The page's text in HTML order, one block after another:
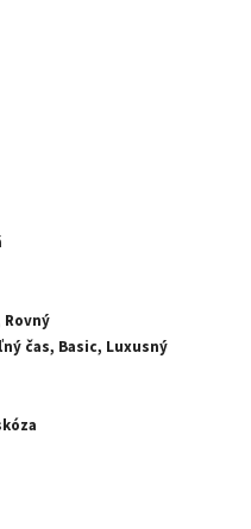
čas, Basic, Luxusný